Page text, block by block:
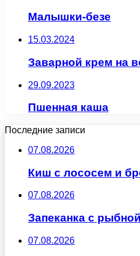
Малышки-безе
15.03.2024
Заварной крем на
29.09.2023
Пшенная каша
Последние записи
07.08.2026
Киш с лососем и
07.08.2026
Запеканка с
07.08.2026